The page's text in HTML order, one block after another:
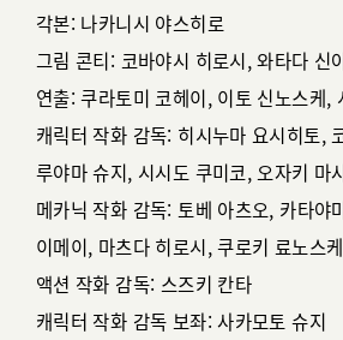
각본: 나카니시 야스히로
그림 콘티: 코바야시 히로시, 와타다 신
연출: 쿠라토미 코헤이, 이토 신노스케,
캐릭터 작화 감독: 히시누마 요시히토,
루야마 슈지, 시시도 쿠미코, 오자키 마
메카닉 작화 감독: 토베 아츠오, 카타야
이메이, 마츠다 히로시, 쿠로키 료노스케
액션 작화 감독: 스즈키 칸타
캐릭터 작화 감독 보좌: 사카모토 슈지